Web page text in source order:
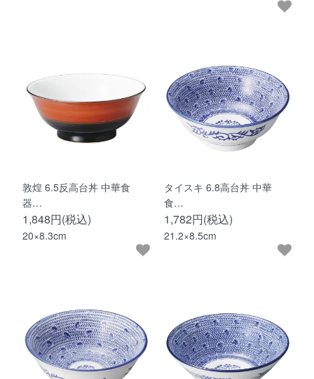
敦煌 6.5反高台丼 中華食
器…
1,848円(税込)
20×8.3cm
タイスキ 6.8高台丼 中華
食…
1,782円(税込)
21.2×8.5cm